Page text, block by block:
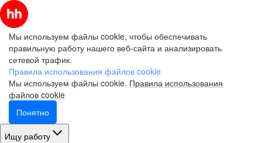
Мы используем файлы cookie, чтобы обеспечивать
правильную работу нашего веб-сайта и анализировать
сетевой трафик.
Правила использования файлов cookie
Мы используем файлы cookie. Правила использования
файлов cookie
Понятно
Ищу работу